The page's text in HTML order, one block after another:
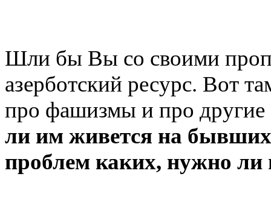
Шли бы Вы со своими
азерботский ресурс. Вот
про фашизмы и про
ли им живется на бывших
проблем каких, нужно ли